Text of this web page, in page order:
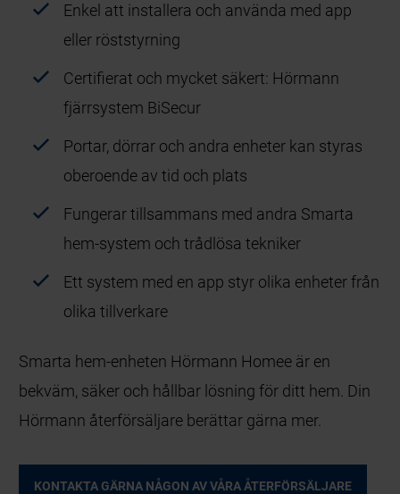
Enkel att installera och använda med app
eller röststyrning
Certifierat och mycket säkert: Hörmann
fjärrsystem BiSecur
Portar, dörrar och andra enheter kan styras
oberoende av tid och plats
Fungerar tillsammans med andra Smarta
hem-system och trådlösa tekniker
Ett system med en app styr olika enheter från
olika tillverkare
Smarta hem-enheten Hörmann Homee är en
bekväm, säker och hållbar lösning för ditt hem. Din
Hörmann återförsäljare berättar gärna mer.
KONTAKTA GÄRNA NÅGON AV VÅRA ÅTERFÖRSÄLJARE